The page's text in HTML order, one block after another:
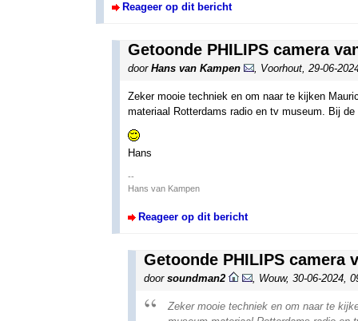
Reageer op dit bericht
Getoonde PHILIPS camera
door Hans van Kampen , Voorhout, 29-06-
Zeker mooie techniek en om naar te kijken
materiaal Rotterdams radio en tv museum. Bij
Hans
--
Hans van Kampen
Reageer op dit bericht
Getoonde PHILIPS camera
door soundman2 , Wouw, 30-06-2024,
Zeker mooie techniek en om naar te